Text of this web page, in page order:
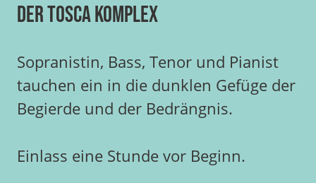
Der Tosca Komplex
Sopranistin, Bass, Tenor und Pianist
tauchen ein in die dunklen Gefüge der
Begierde und der Bedrängnis.
Einlass eine Stunde vor Beginn.